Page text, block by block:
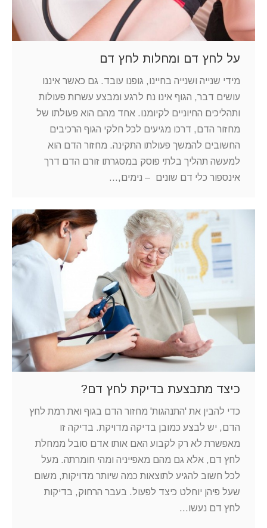
על לחץ דם ומחלות לחץ דם
מידי שנייה ושנייה בחיינו, גופנו עובד. גם כאשר איננו
עושים דבר, הגוף אינו נח לרגע ומבצע עשרות פעולות
ותהליכים החיוניים לקיומנו. אחד מהם הוא פעולתו של
מחזור הדם, דרכו מגיעים לכל חלקי הגוף הרכיבים
החשובים להמשך פעולתו התקינה. מחזור הדם הוא
למעשה תהליך בלתי פוסק במסגרתו זורם הדם דרך
אינספור כלי דם שונים – נימים,…
כיצד מתבצעת בדיקת לחץ דם?
כדי להבין את 'התנהגות' מחזור הדם בגוף ואת רמת לחץ
הדם, יש לבצע כמובן בדיקה מדויקת. בדיקה זו
מאפשרת לא רק לקבוע האם אותו אדם סובל ממחלת
לחץ דם, אלא גם מהם מאפייניה ומהי חומרתה. מעל
לכל חשוב להגיע לתוצאות כמה שיותר מדויקות, משום
שעל פיהן יוחלט כיצד לפעול. בעבר הרחוק, בדיקות
לחץ דם נעשו…